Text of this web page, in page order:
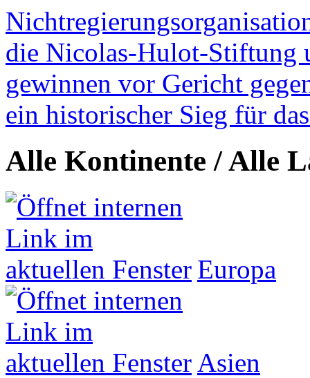
die Nicolas-Hulot-Stiftung
gewinnen vor Gericht
ein historischer Sieg für
Alle Kontinente / Alle
Europa
Asien